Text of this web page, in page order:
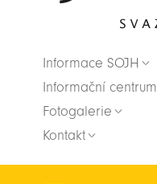
Informace SOJH
Informační centrum
Fotogalerie
Kontakt